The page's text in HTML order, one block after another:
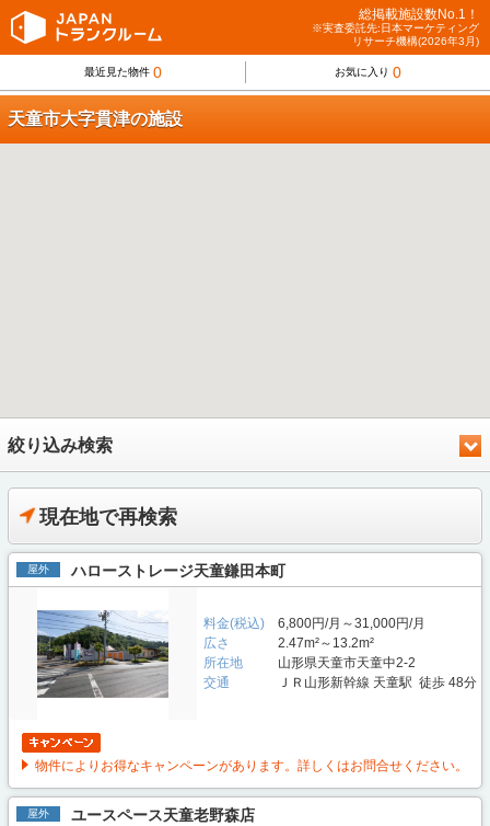
総掲載施設数No.1！
※実査委託先:日本マーケティング
リサーチ機構(2026年3月)
最近見た物件 0 お気に入り 0
天童市大字貫津の施設
絞り込み検索
現在地で再検索
屋外 ハローストレージ天童鎌田本町
料金(税込)
6,800円/月～31,000円/月
広さ
2.47m²～13.2m²
所在地
山形県天童市天童中2-2
交通
ＪＲ山形新幹線 天童駅 徒歩 48分
物件によりお得なキャンペーンがあります。詳しくはお問合せください。
屋外 ユースペース天童老野森店